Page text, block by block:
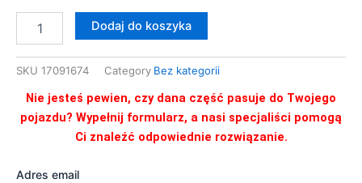
PODKŁADKA
SPRĘŻYSTA
Dodaj do koszyka
SKU 17091674 Category Bez kategorii
Nie jesteś pewien, czy dana część pasuje do Twojego
pojazdu? Wypełnij formularz, a nasi specjaliści pomogą
Ci znaleźć odpowiednie rozwiązanie.
Adres email